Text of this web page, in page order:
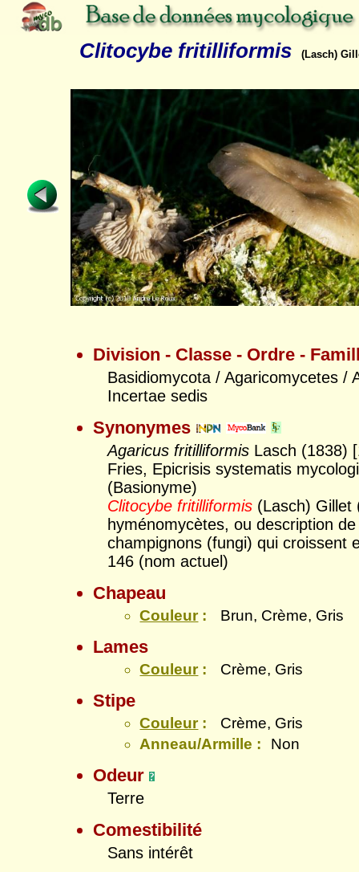
Clitocybe fritilliformis (Lasch)
Division - Classe - Ordre -
Basidiomycota / Agaricomycetes /
Incertae sedis
Synonymes
Agaricus fritilliformis Lasch (1838)
Fries, Epicrisis systematis
(Basionyme)
Clitocybe fritilliformis (Lasch) Gillet
hyménomycètes, ou description
champignons (fungi) qui croissent
146 (nom actuel)
Chapeau
Couleur: Brun, Crème, Gris
Lames
Couleur: Crème, Gris
Stipe
Couleur:
Crème, Gris
Anneau/Armille :
Non
Odeur
Terre
Comestibilité
Sans intérêt